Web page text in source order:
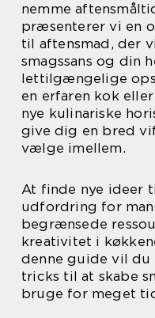
nemme
præsenterer vi en
til aftensmad, der
smagssans og din
lettilgængelige
en erfaren kok
nye kulinariske
give dig en bred
vælge imellem.
At finde nye ideer
udfordring for
begrænsede
kreativitet i
denne guide vil
tricks til at skabe
bruge for meget